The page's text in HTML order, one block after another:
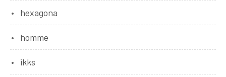
hexagona
homme
ikks